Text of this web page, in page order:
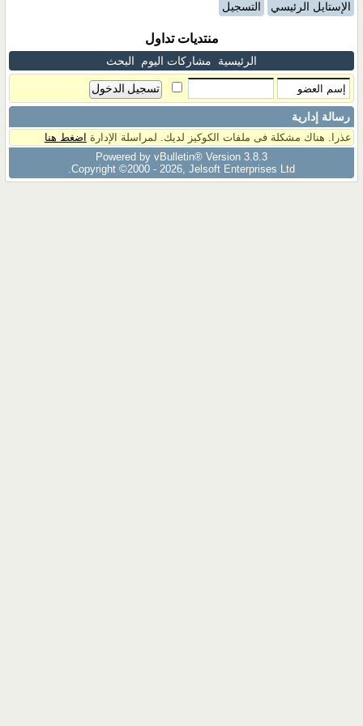
الإستايل الرئيسي التسجيل
منتديات تداول
الرئيسية مشاركات اليوم البحث
رسالة إدارية
عذرا. هناك مشكلة فى ملفات الكوكيز لديك. لمراسلة الإدارة اضغط هنا
Powered by vBulletin® Version 3.8.3
Copyright ©2000 - 2026, Jelsoft Enterprises Ltd.